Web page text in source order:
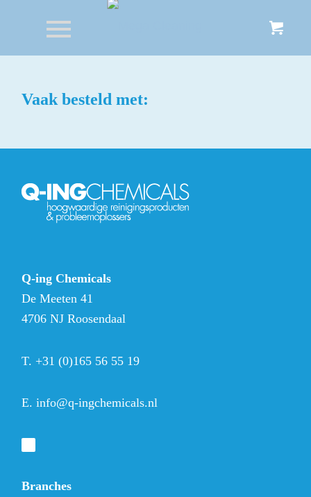
Vaak besteld met:
Q-ing Chemicals
De Meeten 41
4706 NJ Roosendaal
T. +31 (0)165 56 55 19
E.info@q-ingchemicals.nl
Branches